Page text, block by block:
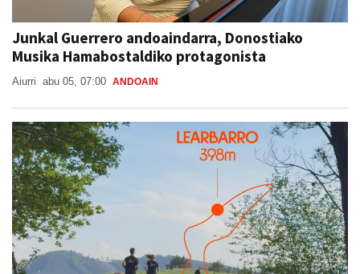
Junkal Guerrero andoaindarra, Donostiako
Musika Hamabostaldiko protagonista
Aiurri abu 05, 07:00 ANDOAIN